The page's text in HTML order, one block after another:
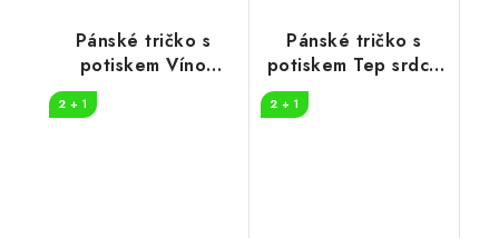
Pánské tričko s
potiskem Víno
2 + 1
Pánské tričko s
potiskem Tep srdce
2 + 1